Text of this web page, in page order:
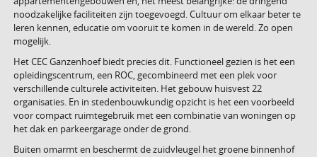
noodzakelijke faciliteiten zijn toegevoegd. Cultuur om elkaar beter te
leren kennen, educatie om vooruit te komen in de wereld. Zo open
mogelijk.
Het CEC Ganzenhoef biedt precies dit. Functioneel gezien is het een
opleidingscentrum, een ROC, gecombineerd met een plek voor
verschillende culturele activiteiten. Het gebouw huisvest 22
organisaties. En in stedenbouwkundig opzicht is het een voorbeeld
voor compact ruimtegebruik met een combinatie van woningen op
het dak en parkeergarage onder de grond.
Buiten omarmt en beschermt de zuidvleugel het groene binnenhof